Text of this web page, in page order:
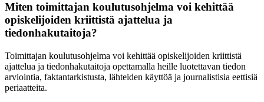
Miten toimittajan koulutusohjelma voi kehittää
opiskelijoiden kriittistä ajattelua ja
tiedonhakutaitoja?
Toimittajan koulutusohjelma voi kehittää opiskelijoiden kriittistä
ajattelua ja tiedonhakutaitoja opettamalla heille luotettavan tiedon
arviointia, faktantarkistusta, lähteiden käyttöä ja journalistisia eettisiä
periaatteita.